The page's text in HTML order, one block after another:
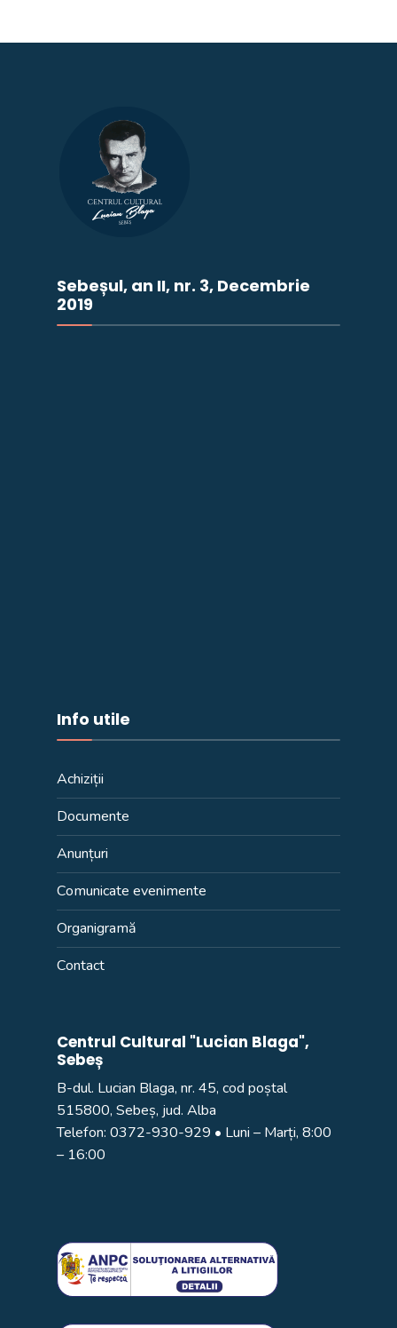
Sebeșul, an II, nr. 3, Decembrie
2019
Info utile
Achiziții
Documente
Anunțuri
Comunicate evenimente
Organigramă
Contact
Centrul Cultural "Lucian Blaga",
Sebeș
B-dul. Lucian Blaga, nr. 45, cod poștal
515800, Sebeș, jud. Alba
Telefon: 0372-930-929 • Luni – Marți, 8:00
– 16:00